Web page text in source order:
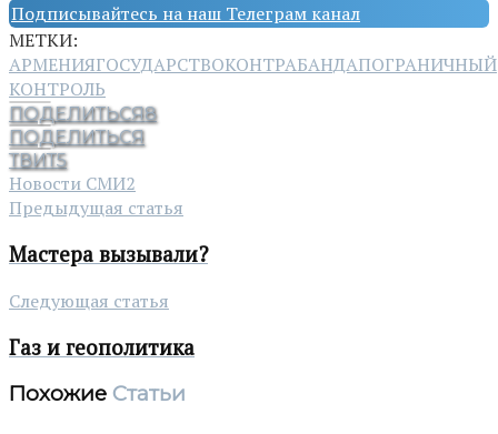
Подписывайтесь на наш Телеграм канал
МЕТКИ:
АРМЕНИЯГОСУДАРСТВОКОНТРАБАНДАПОГРАНИЧНЫЙ
КОНТРОЛЬ
ПОДЕЛИТЬСЯ8
ПОДЕЛИТЬСЯ
ТВИТ5
Новости СМИ2
Предыдущая статья
Мастера вызывали?
Следующая статья
Газ и геополитика
Похожие Статьи